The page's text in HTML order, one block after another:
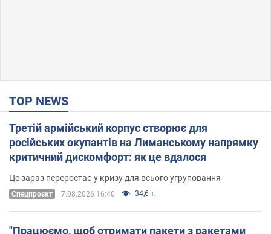
TOP NEWS
Третій армійський корпус створює для
російських окупантів на Лиманському напрямку
критичний дискомфорт: як це вдалося
Це зараз переростає у кризу для всього угруповання
Cпецпроєкт 7.08.2026 16:40 34,6 т.
"Працюємо, щоб отримати пакети з ракетами